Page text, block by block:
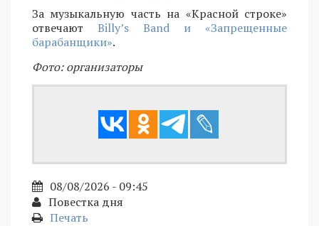
За музыкальную часть на «Красной строке»
отвечают Billy’s Band и «Запрещенные
барабанщики».
Фото: организаторы
08/08/2026 - 09:45
Повестка дня
Печать